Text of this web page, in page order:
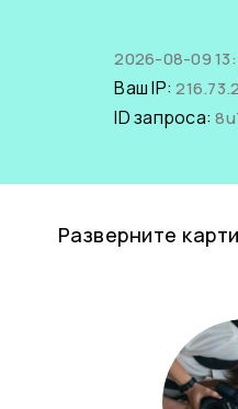
2026-08-09
Ваш IP:
ID запроса:
Разверните